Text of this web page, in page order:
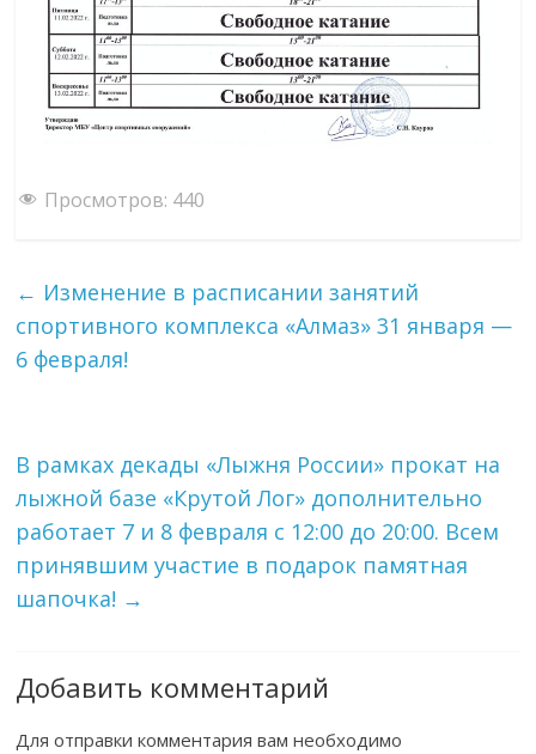
Просмотров: 440
← Изменение в расписании занятий
спортивного комплекса «Алмаз» 31 января —
6 февраля!
В рамках декады «Лыжня России» прокат на
лыжной базе «Крутой Лог» дополнительно
работает 7 и 8 февраля с 12:00 до 20:00. Всем
принявшим участие в подарок памятная
шапочка! →
Добавить комментарий
Для отправки комментария вам необходимо